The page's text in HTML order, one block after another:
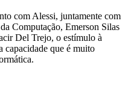
com Alessi, juntamente com
Computação, Emerson Silas
Del Trejo, o estímulo à
capacidade que é muito